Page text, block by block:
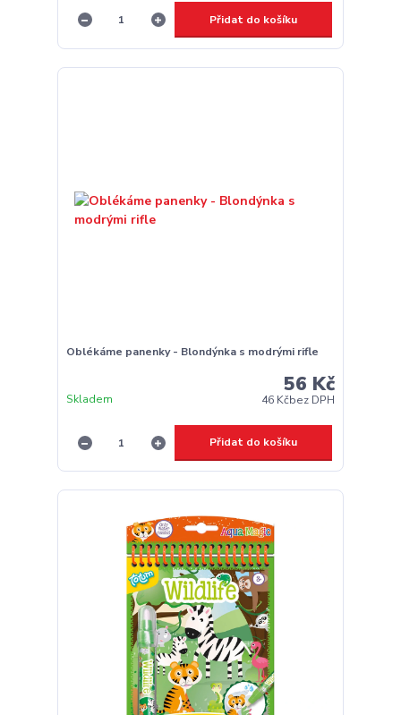
Přidat do košíku
Oblékáme panenky - Blondýnka s modrými rifle
56 Kč
46 Kčbez DPH
Skladem
Přidat do košíku